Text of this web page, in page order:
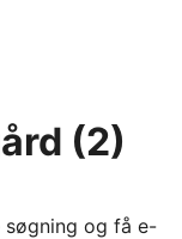
(2)
søgning og få e-